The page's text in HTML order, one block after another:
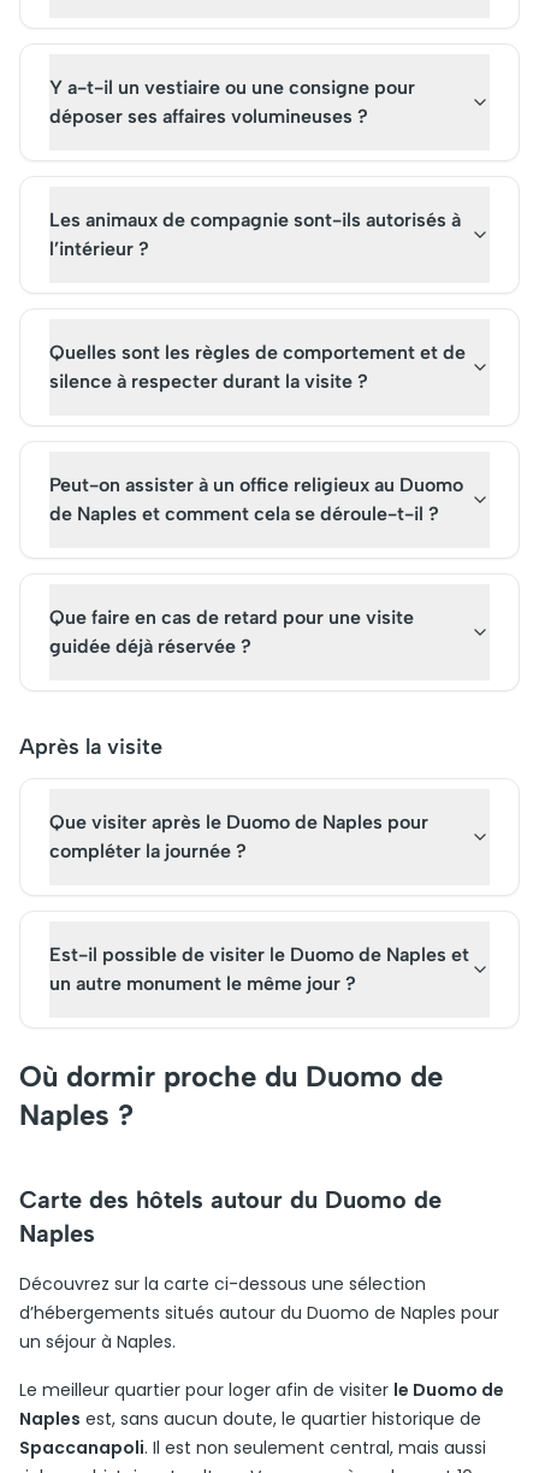
Y a-t-il un vestiaire ou une consigne pour
déposer ses affaires volumineuses ?
Les animaux de compagnie sont-ils autorisés à
l’intérieur ?
Quelles sont les règles de comportement et de
silence à respecter durant la visite ?
Peut-on assister à un office religieux au Duomo
de Naples et comment cela se déroule-t-il ?
Que faire en cas de retard pour une visite
guidée déjà réservée ?
Après la visite
Que visiter après le Duomo de Naples pour
compléter la journée ?
Est-il possible de visiter le Duomo de Naples et
un autre monument le même jour ?
Où dormir proche du Duomo de
Naples ?
Carte des hôtels autour du Duomo de
Naples
Découvrez sur la carte ci-dessous une sélection
d’hébergements situés autour du Duomo de Naples pour
un séjour à Naples.
Le meilleur quartier pour loger afin de visiter le Duomo de
Naples est, sans aucun doute, le quartier historique de
Spaccanapoli. Il est non seulement central, mais aussi